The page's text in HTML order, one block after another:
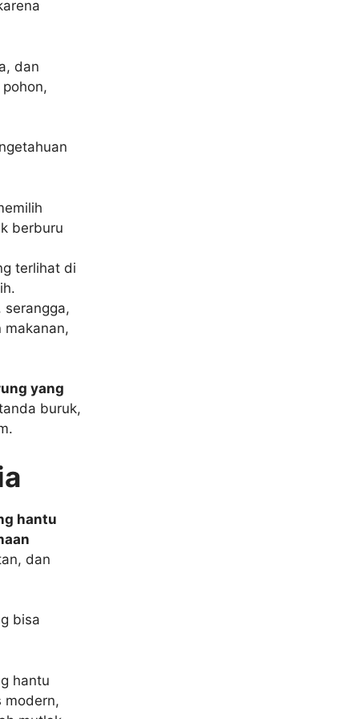
dan
berburu
terlihat di
makanan,
yang
buruk,
hantu
dan
bisa
hantu
modern,